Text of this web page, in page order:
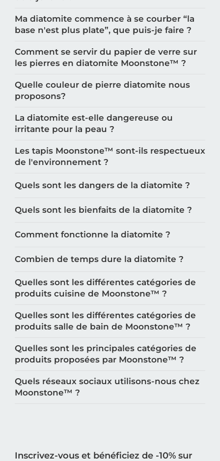
Ma diatomite commence à se courber “la
base n'est plus plate”, que puis-je faire ?
Comment se servir du papier de verre sur
les pierres en diatomite Moonstone™️ ?
Quelle couleur de pierre diatomite nous
proposons?
La diatomite est-elle dangereuse ou
irritante pour la peau ?
Les tapis Moonstone™️ sont-ils respectueux
de l'environnement ?
Quels sont les dangers de la diatomite ?
Quels sont les bienfaits de la diatomite ?
Comment fonctionne la diatomite ?
Combien de temps dure la diatomite ?
Quelles sont les différentes catégories de
produits cuisine de Moonstone™️ ?
Quelles sont les différentes catégories de
produits salle de bain de Moonstone™️ ?
Quelles sont les principales catégories de
produits proposées par Moonstone™️ ?
Quels réseaux sociaux utilisons-nous chez
Moonstone™️ ?
Inscrivez-vous et bénéficiez de -10% sur